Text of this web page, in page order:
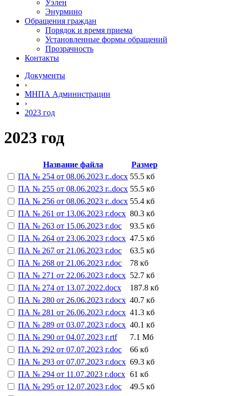
Уэлен
Энурмино
Обращения граждан
Порядок и время приема
Установленные формы обращений
Прозрачность
Контакты
Документы
›
МНПА Администрации
›
2023 год
2023 год
Название файла
Размер
ПА № 254 от 08.06.2023 г..docx 55.5 кб
ПА № 255 от 08.06.2023 г..docx 55.5 кб
ПА № 256 от 08.06.2023 г..docx 55.4 кб
ПА № 261 от 13.06.2023 г.docx 80.3 кб
ПА № 263 от 15.06.2023 г.doc
93.5 кб
ПА № 264 от 23.06.2023 г.docx 47.5 кб
ПА № 267 от 21.06.2023 г.doc
63.5 кб
ПА № 268 от 21.06.2023 г.doc
78 кб
ПА № 271 от 22.06.2023 г.docx 52.7 кб
ПА № 274 от 13.07.2022.docx
187.8 кб
ПА № 280 от 26.06.2023 г.docx 40.7 кб
ПА № 281 от 26.06.2023 г.docx 41.3 кб
ПА № 289 от 03.07.2023 г.docx 40.1 кб
ПА № 290 от 04.07.2023 г.rtf
7.1 Мб
ПА № 292 от 07.07.2023 г.doc
66 кб
ПА № 293 от 07.07.2023 г.docx 69.3 кб
ПА № 294 от 11.07.2023 г.docx 61 кб
ПА № 295 от 12.07.2023 г.doc
49.5 кб